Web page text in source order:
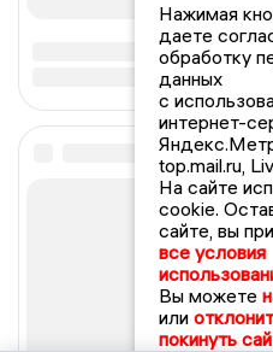
Нажимая
даете
обработку
данных
с
интернет-
top.mail.ru,
На сайте
cookie.
сайте, вы
все условия
Вы можете
или
покинуть